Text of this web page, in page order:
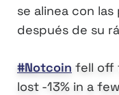
se alinea con
después de su
#Notcoin fell off
lost -13% in a